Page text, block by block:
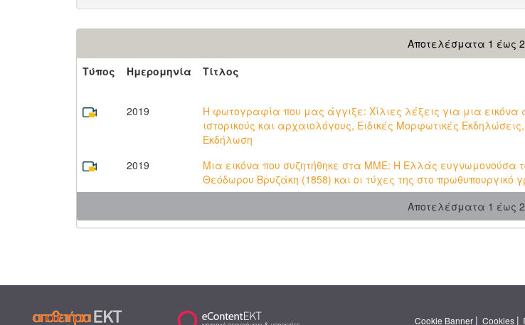
Αποτελέσματα 1 έως
Τύπος
Ημερομηνία Τίτλος
2019
Η φωτογραφία που μας άγγιξε: Χίλιες λέξεις για μια εικόνα
ιστορικούς και αρχαιολόγους, Ειδικές Μορφωτικές
Εκδήλωση
2019
Μια εικόνα που συζητήθηκε στα ΜΜΕ: Η Ελλάς ευγνωμονούσα
Θεόδωρου Βρυζάκη (1858) και οι τύχες της στο πρωθυπουργικό
Αποτελέσματα 1 έως
Cookie Banner | Cookies |